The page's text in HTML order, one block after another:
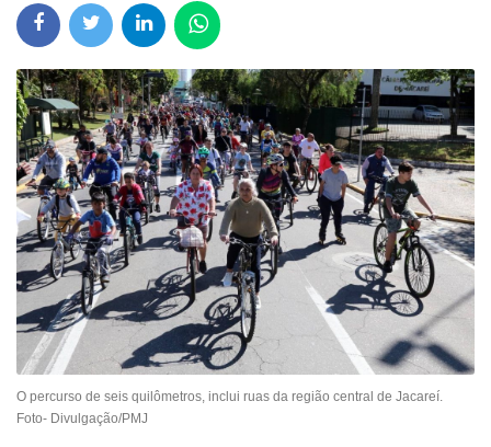
O percurso de seis quilômetros, inclui ruas da região central de Jacareí.
Foto- Divulgação/PMJ